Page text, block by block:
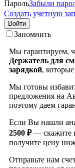
ПарольЗабыли
Создать учетную
Войти
Запомнить
Мы гарантируем,
Держатель для
зарядкой,
Мы готовы
предложения на
поэтому даем
Если Вы нашли
2500 ₽— скажите
получите цену
Отправьте нам